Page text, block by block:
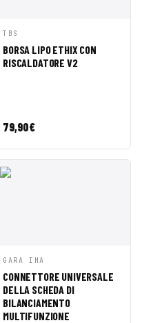
ANTEPRIMA
CARRELLO
TBS
BORSA LIPO ETHIX CON
RISCALDATORE V2
79,90€
ANTEPRIMA
CARRELLO
GARA IHA
CONNETTORE UNIVERSALE
DELLA SCHEDA DI
BILANCIAMENTO
MULTIFUNZIONE